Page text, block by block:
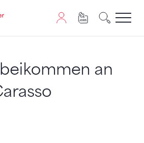
Seite wird JavaScript benötigt.
an